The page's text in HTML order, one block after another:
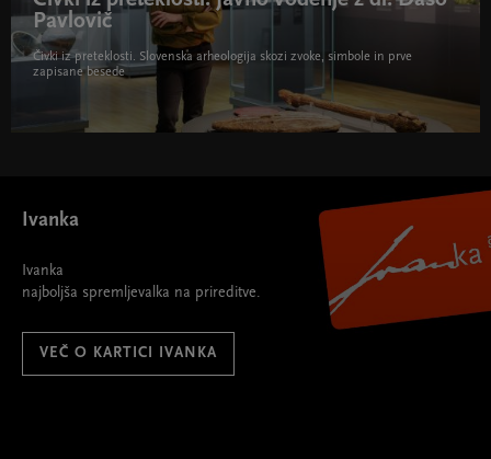
Pavlovič
Čivki iz preteklosti. Slovenska arheologija skozi zvoke, simbole in prve
zapisane besede
Ivanka
Ivanka
najboljša spremljevalka na prireditve.
VEČ O KARTICI IVANKA